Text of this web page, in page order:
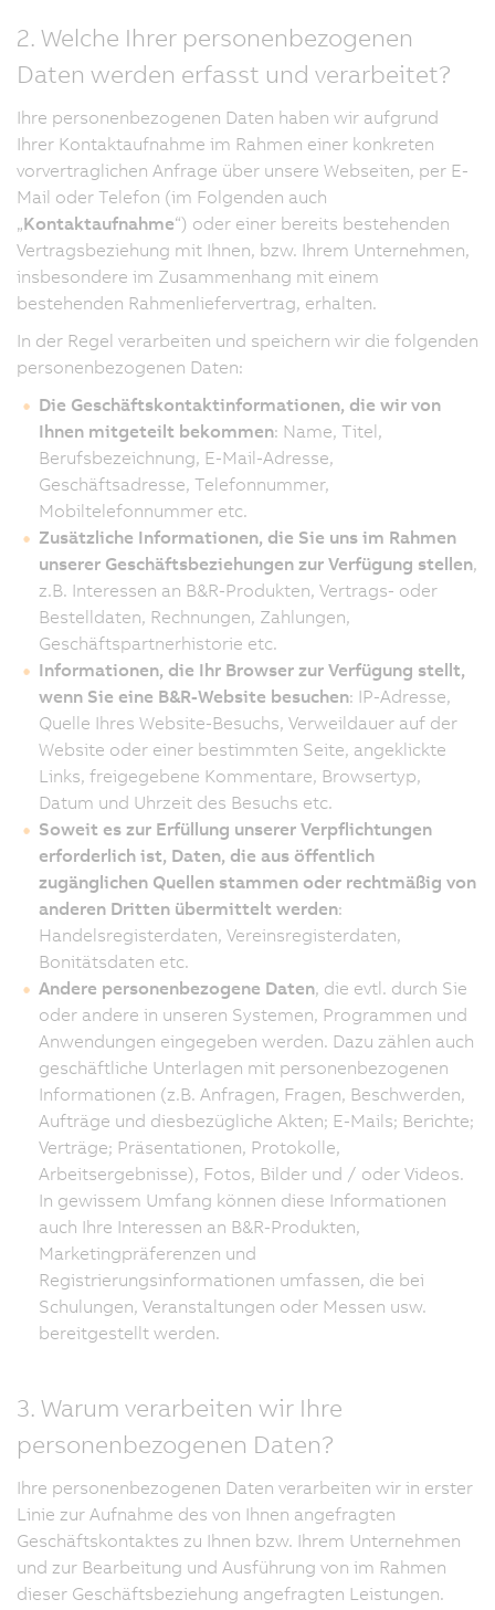
2. Welche Ihrer personenbezogenen
Daten werden erfasst und verarbeitet?
Ihre personenbezogenen Daten haben wir aufgrund
Ihrer Kontaktaufnahme im Rahmen einer konkreten
vorvertraglichen Anfrage über unsere Webseiten, per E-
Mail oder Telefon (im Folgenden auch
„Kontaktaufnahme“) oder einer bereits bestehenden
Vertragsbeziehung mit Ihnen, bzw. Ihrem Unternehmen,
insbesondere im Zusammenhang mit einem
bestehenden Rahmenliefervertrag, erhalten.
In der Regel verarbeiten und speichern wir die folgenden
personenbezogenen Daten:
Die Geschäftskontaktinformationen, die wir von
Ihnen mitgeteilt bekommen: Name, Titel,
Berufsbezeichnung, E-Mail-Adresse,
Geschäftsadresse, Telefonnummer,
Mobiltelefonnummer etc.
Zusätzliche Informationen, die Sie uns im Rahmen
unserer Geschäftsbeziehungen zur Verfügung stellen,
z.B. Interessen an B&R-Produkten, Vertrags- oder
Bestelldaten, Rechnungen, Zahlungen,
Geschäftspartnerhistorie etc.
Informationen, die Ihr Browser zur Verfügung stellt,
wenn Sie eine B&R-Website besuchen: IP-Adresse,
Quelle Ihres Website-Besuchs, Verweildauer auf der
Website oder einer bestimmten Seite, angeklickte
Links, freigegebene Kommentare, Browsertyp,
Datum und Uhrzeit des Besuchs etc.
Soweit es zur Erfüllung unserer Verpflichtungen
erforderlich ist, Daten, die aus öffentlich
zugänglichen Quellen stammen oder rechtmäßig von
anderen Dritten übermittelt werden:
Handelsregisterdaten, Vereinsregisterdaten,
Bonitätsdaten etc.
Andere personenbezogene Daten, die evtl. durch Sie
oder andere in unseren Systemen, Programmen und
Anwendungen eingegeben werden. Dazu zählen auch
geschäftliche Unterlagen mit personenbezogenen
Informationen (z.B. Anfragen, Fragen, Beschwerden,
Aufträge und diesbezügliche Akten; E-Mails; Berichte;
Verträge; Präsentationen, Protokolle,
Arbeitsergebnisse), Fotos, Bilder und / oder Videos.
In gewissem Umfang können diese Informationen
auch Ihre Interessen an B&R-Produkten,
Marketingpräferenzen und
Registrierungsinformationen umfassen, die bei
Schulungen, Veranstaltungen oder Messen usw.
bereitgestellt werden.
3. Warum verarbeiten wir Ihre
personenbezogenen Daten?
Ihre personenbezogenen Daten verarbeiten wir in erster
Linie zur Aufnahme des von Ihnen angefragten
Geschäftskontaktes zu Ihnen bzw. Ihrem Unternehmen
und zur Bearbeitung und Ausführung von im Rahmen
dieser Geschäftsbeziehung angefragten Leistungen.